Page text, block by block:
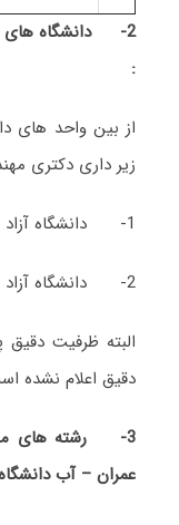
2-
دانشگاه
:
از بین واحد های
زیر داری دکتری
1- دانشگاه آزاد اراک
2- دانشگاه آزاد علوم و تحقیقات
البته ظرفیت
دقیق اعلام نشده
3-
رشته های
عمران – آب